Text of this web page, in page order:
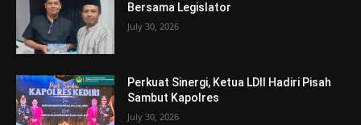
Bersama Legislator
July 30, 2026
Perkuat Sinergi, Ketua LDII Hadiri Pisah
Sambut Kapolres
July 30, 2026